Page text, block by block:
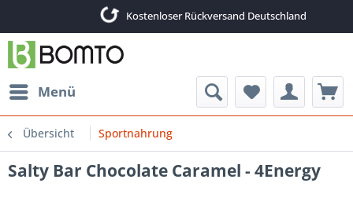
Kostenloser Rückversand Deutschland
Menü
Übersicht Sportnahrung
Salty Bar Chocolate Caramel - 4Energy